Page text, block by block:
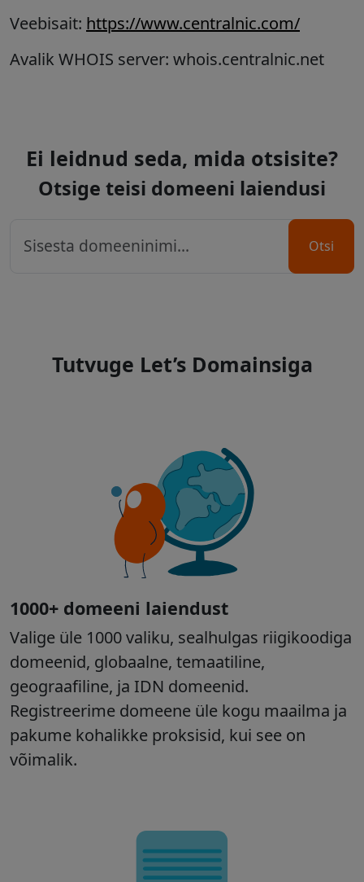
Veebisait: https://www.centralnic.com/
Avalik WHOIS server: whois.centralnic.net
Ei leidnud seda, mida otsisite?
Otsige teisi domeeni laiendusi
Otsi